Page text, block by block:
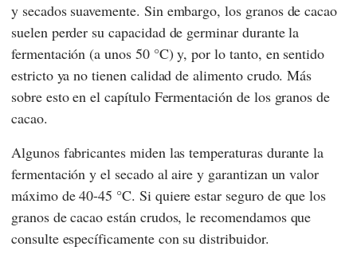
y secados suavemente. Sin embargo, los granos de cacao
suelen perder su capacidad de germinar durante la
fermentación (a unos 50 °C) y, por lo tanto, en sentido
estricto ya no tienen calidad de alimento crudo. Más
sobre esto en el capítulo Fermentación de los granos de
cacao.
Algunos fabricantes miden las temperaturas durante la
fermentación y el secado al aire y garantizan un valor
máximo de 40-45 °C. Si quiere estar seguro de que los
granos de cacao están crudos, le recomendamos que
consulte específicamente con su distribuidor.